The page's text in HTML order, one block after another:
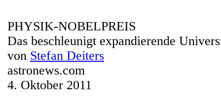
PHYSIK-NOBELPREIS
Das beschleunigt expandierende
von Stefan Deiters
astronews.com
4. Oktober 2011